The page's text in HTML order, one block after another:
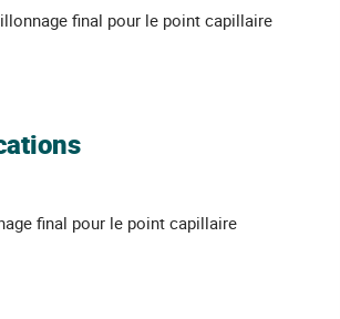
final pour le point capillaire
final pour le point capillaire